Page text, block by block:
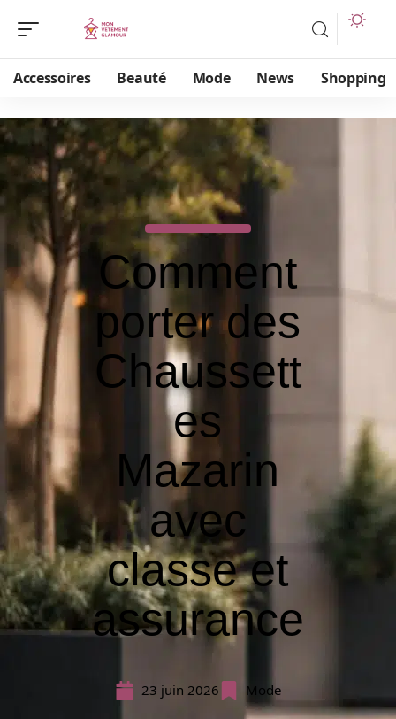
Accessoires Beauté Mode News Shopping
Comment
porter des
Chaussett
es
Mazarin
avec
classe et
assurance
23 juin 2026 Mode